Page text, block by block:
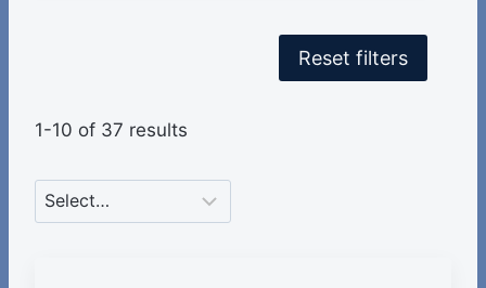
Reset filters
1-10 of 37 results